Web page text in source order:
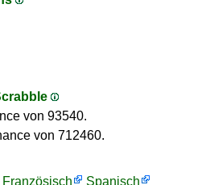
von 93540.
von 712460.
Französisch
Spanisch